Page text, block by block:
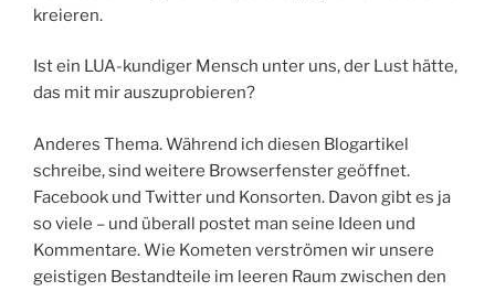
kreieren.
Ist ein LUA-kundiger Mensch unter uns, der Lust hätte,
das mit mir auszuprobieren?
Anderes Thema. Während ich diesen Blogartikel
schreibe, sind weitere Browserfenster geöffnet.
Facebook und Twitter und Konsorten. Davon gibt es ja
so viele – und überall postet man seine Ideen und
Kommentare. Wie Kometen verströmen wir unsere
geistigen Bestandteile im leeren Raum zwischen den